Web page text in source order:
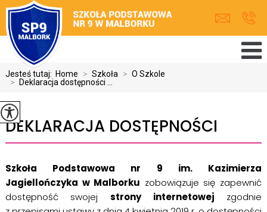
Jesteś tutaj: Home > Szkoła > O Szkole
>
Deklaracja dostępności ...
DEKLARACJA DOSTĘPNOŚCI
Szkoła Podstawowa nr 9 im. Kazimierza
Jagiellończyka w Malborku zobowiązuje się zapewnić
dostępność swojej strony internetowej zgodnie